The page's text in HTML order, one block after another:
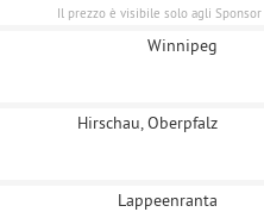
Il prezzo è visibile solo agli Sponsor
Winnipeg
Hirschau, Oberpfalz
Lappeenranta